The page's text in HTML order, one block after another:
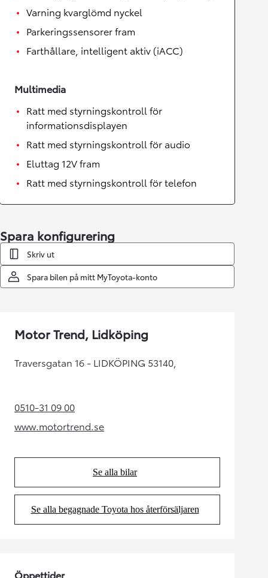
Varning kvarglömd nyckel
Parkeringssensorer fram
Farthållare, intelligent aktiv (iACC)
Multimedia
Ratt med styrningskontroll för
informationsdisplayen
Ratt med styrningskontroll för audio
Eluttag 12V fram
Ratt med styrningskontroll för telefon
Spara konfigurering
Skriv ut
Spara bilen på mitt MyToyota-konto
Motor Trend, Lidköping
Traversgatan 16 - LIDKÖPING 53140,
0510-31 09 00(Opens in new tab)
www.motortrend.se
(Opens in new tab)
Se alla bilar
(Opens in new tab)
Se alla begagnade Toyota hos återförsäljaren
(Opens in new tab)
Öppettider